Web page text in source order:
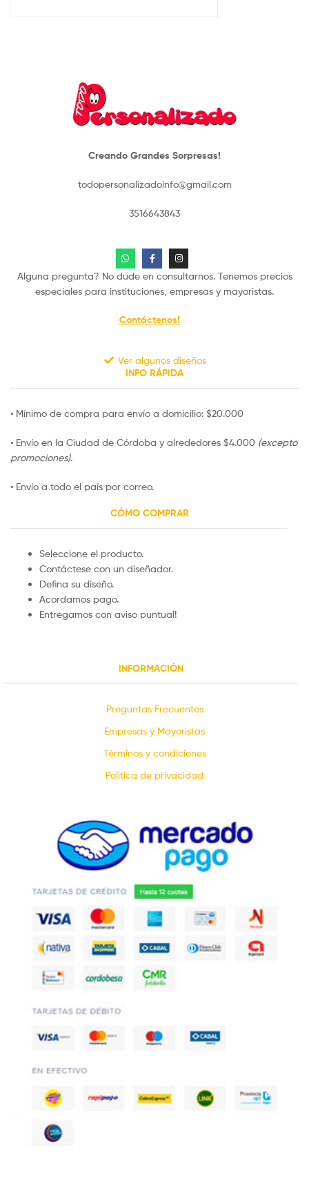
Creando Grandes Sorpresas!
todopersonalizadoinfo@gmail.com
3516643843
Alguna pregunta? No dude en consultarnos. Tenemos precios
especiales para instituciones, empresas y mayoristas.
Contáctenos!
Ver algunos diseños
INFO RÁPIDA
• Mínimo de compra para envío a domicilio: $20.000
• Envío en la Ciudad de Córdoba y alrededores $4.000 (excepto
promociones).
• Envío a todo el país por correo.
CÓMO COMPRAR
Seleccione el producto.
Contáctese con un diseñador.
Defina su diseño.
Acordamos pago.
Entregamos con aviso puntual!
INFORMACIÓN
Preguntas Frecuentes
Empresas y Mayoristas
Términos y condiciones
Política de privacidad